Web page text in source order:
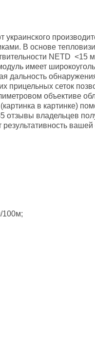
В основе
NETD <15
имеет
дальность
прицельных сеток
объективе
в картинке)
владельцев
100м;